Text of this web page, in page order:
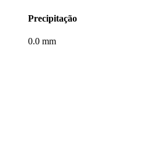
Precipitação
0.0 mm